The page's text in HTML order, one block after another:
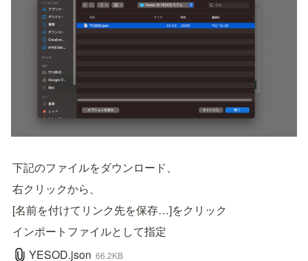
下記のファイルをダウンロード、
右クリックから、
[名前を付けてリンク先を保存…]をクリック
インポートファイルとして指定
YESOD.json 66.2KB